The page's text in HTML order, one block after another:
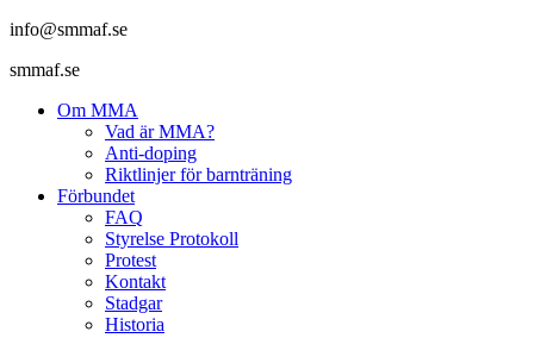
info@smmaf.se
smmaf.se
Om MMA
Vad är MMA?
Anti-doping
Riktlinjer för barnträning
Förbundet
FAQ
Styrelse Protokoll
Protest
Kontakt
Stadgar
Historia